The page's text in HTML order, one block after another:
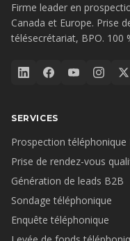
Firme leader en
Canada et Europe. Prise
télésecrétariat, BPO. 100
SERVICES
Prospection téléphonique
Prise de rendez-vous
Génération de leads B2B
Sondage téléphonique
Enquête téléphonique